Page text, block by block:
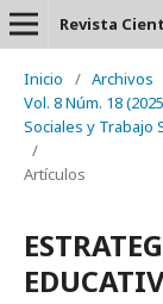
Inicio / Archivos
Vol. 8 Núm. 18
Sociales y Trabajo
/
Artículos